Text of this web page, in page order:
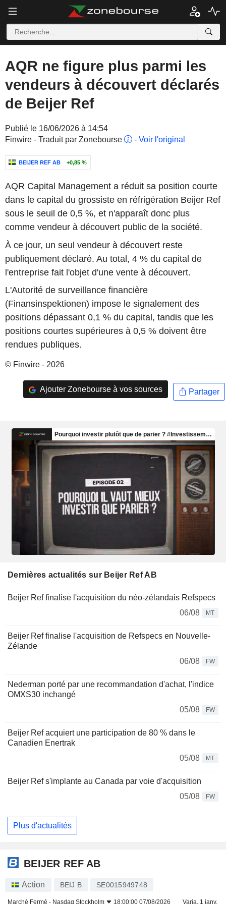
AQR ne figure plus parmi les
vendeurs à découvert déclarés
de Beijer Ref
Publié le 16/06/2026 à 14:54
Finwire - Traduit par Zonebourse
- Voir l'original
BEIJER REF AB +0,85 %
AQR Capital Management a réduit sa position courte
dans le capital du grossiste en réfrigération Beijer Ref
sous le seuil de 0,5 %, et n'apparaît donc plus
comme vendeur à découvert public de la société.
À ce jour, un seul vendeur à découvert reste
publiquement déclaré. Au total, 4 % du capital de
l'entreprise fait l'objet d'une vente à découvert.
L'Autorité de surveillance financière
(Finansinspektionen) impose le signalement des
positions dépassant 0,1 % du capital, tandis que les
positions courtes supérieures à 0,5 % doivent être
rendues publiques.
© Finwire - 2026
Ajouter Zonebourse à vos sources Partager
Dernières actualités sur Beijer Ref AB
Beijer Ref finalise l'acquisition du néo-zélandais Refspecs
06/08
MT
Beijer Ref finalise l'acquisition de Refspecs en Nouvelle-
Zélande
06/08
FW
Nederman porté par une recommandation d'achat, l'indice
OMXS30 inchangé
05/08
FW
Beijer Ref acquiert une participation de 80 % dans le
Canadien Enertrak
05/08
MT
Beijer Ref s'implante au Canada par voie d'acquisition
05/08
FW
Plus d'actualités
BEIJER REF AB
Action BEIJ B SE0015949748
Marché Fermé - Nasdaq Stockholm 18:00:00 07/08/2026 Varia. 1 janv.